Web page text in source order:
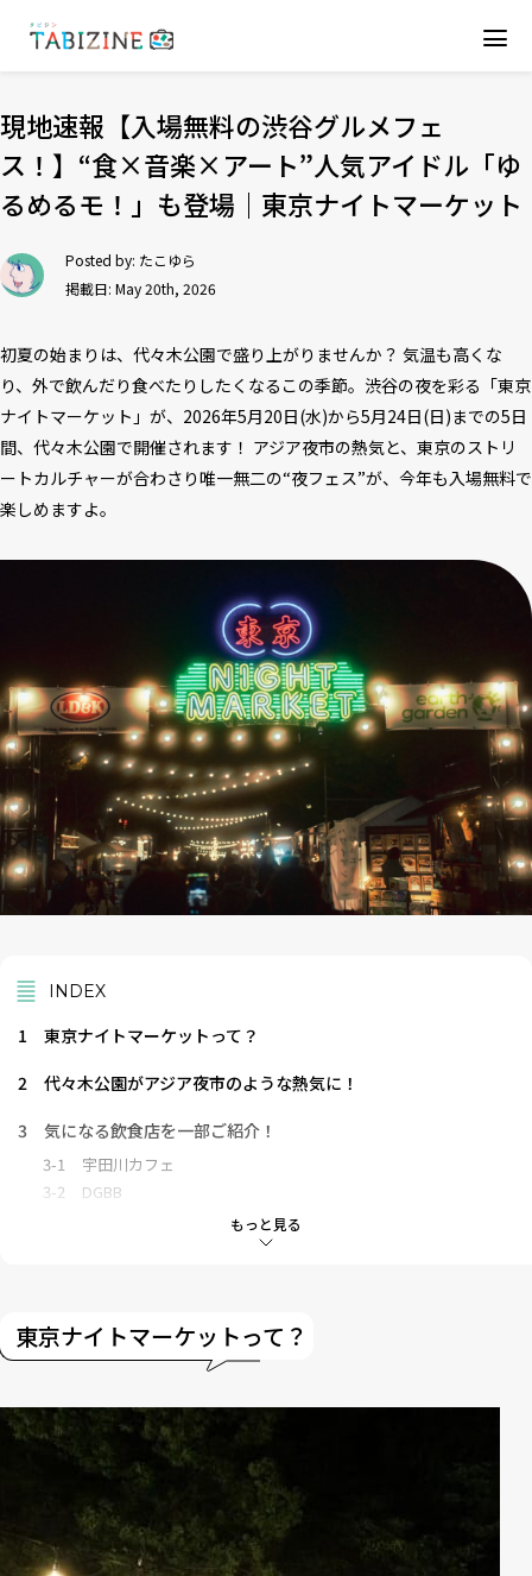
現地速報【入場無料の渋谷グルメフェ
ス！】“食×音楽×アート”人気アイドル「ゆ
るめるモ！」も登場｜東京ナイトマーケット
Posted by: たこゆら
掲載日: May 20th, 2026
初夏の始まりは、代々木公園で盛り上がりませんか？ 気温も高くな
り、外で飲んだり食べたりしたくなるこの季節。渋谷の夜を彩る「東京
ナイトマーケット」が、2026年5月20日(水)から5月24日(日)までの5日
間、代々木公園で開催されます！ アジア夜市の熱気と、東京のストリ
ートカルチャーが合わさり唯一無二の“夜フェス”が、今年も入場無料で
楽しめますよ。
もっと見る
INDEX
1
東京ナイトマーケットって？
2
代々木公園がアジア夜市のような熱気に！
3
気になる飲食店を一部ご紹介！
3-1
宇田川カフェ
3-2
DGBB
NOODLE STAND 栗原商店
4 今回実食したおすすめグルメ３選！
4-2
あおもり屋「本気のりんご飴」（Mサイズカップ）800円
4-3
薪窯焼きpizza UNCLE KEN「マルゲリータ」1,300円
渋谷の夜を楽しみたい人必見！
東京ナイトマーケットって？